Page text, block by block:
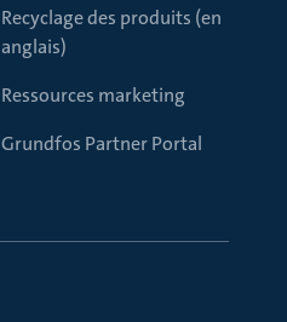
Recyclage des produits (en
anglais)
Ressources marketing
Grundfos Partner Portal